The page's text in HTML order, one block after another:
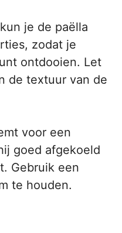
je de paëlla
zodat je
ontdooien. Let
de textuur van de
voor een
goed afgekoeld
Gebruik een
te houden.